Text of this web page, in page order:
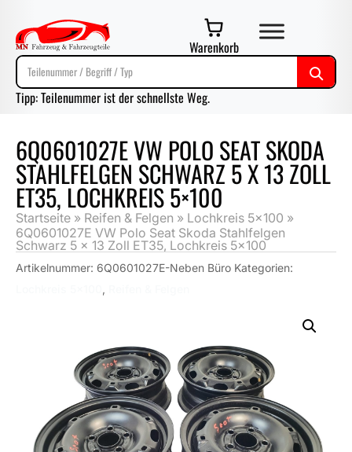
Warenkorb
Tipp: Teilenummer ist der schnellste Weg.
6Q0601027E VW POLO SEAT SKODA
STAHLFELGEN SCHWARZ 5 X 13 ZOLL
ET35, LOCHKREIS 5×100
Startseite » Reifen & Felgen » Lochkreis 5x100 »
6Q0601027E VW Polo Seat Skoda Stahlfelgen
Schwarz 5 x 13 Zoll ET35, Lochkreis 5×100
Artikelnummer: 6Q0601027E-Neben Büro Kategorien:
,